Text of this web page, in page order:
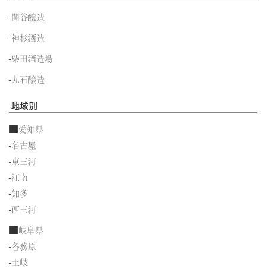
-関谷醸造
-神杉酒造
-柴田酒造場
-丸石醸造
地域別
■愛知県
-名古屋
-東三河
-江南
-知多
-西三河
■岐阜県
-各務原
-土岐